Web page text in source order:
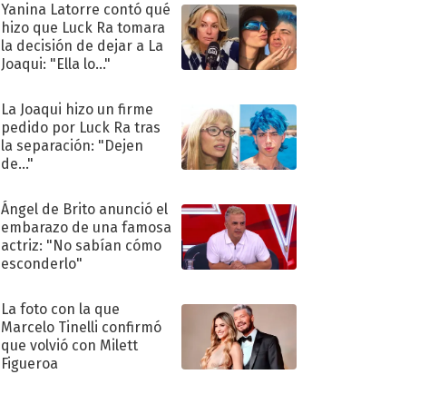
Yanina Latorre contó qué
hizo que Luck Ra tomara
la decisión de dejar a La
Joaqui: "Ella lo..."
La Joaqui hizo un firme
pedido por Luck Ra tras
la separación: "Dejen
de..."
Ángel de Brito anunció el
embarazo de una famosa
actriz: "No sabían cómo
esconderlo"
La foto con la que
Marcelo Tinelli confirmó
que volvió con Milett
Figueroa